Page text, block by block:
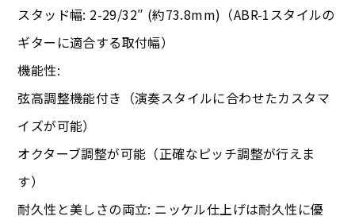
スタッド幅: 2-29/32″ (約73.8mm)（ABR-1スタイルの
ギターに適合する取付幅）
機能性:
弦高調整機能付き（演奏スタイルに合わせたカスタマ
イズが可能）
オクターブ調整が可能（正確なピッチ調整が行えま
す）
耐久性と美しさの両立: ニッケル仕上げは耐久性に優